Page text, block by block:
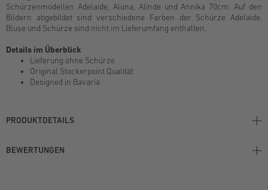
Schürzenmodellen Adelaide, Aluna, Alinde und Annika 70cm. Auf den
Bildern abgebildet sind verschiedene Farben der Schürze Adelaide.
Bluse und Schürze sind nicht im Lieferumfang enthalten.
Details im Überblick
Lieferung ohne Schürze
Original Stockerpoint Qualität
Designed in Bavaria
PRODUKTDETAILS
BEWERTUNGEN